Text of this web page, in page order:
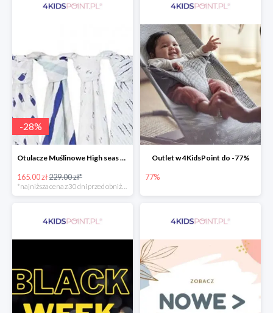
-28%
Otulacze Muślinowe High seas 4 szt.
165.00 zł229.00 zł*
*najniższa cena z 30 dni przed obniżką
Outlet w 4KidsPoint do -77%
77%